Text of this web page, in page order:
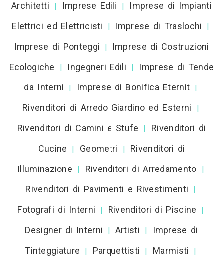
Architetti | Imprese Edili |
Imprese di Impianti
Elettrici ed Elettricisti
| Imprese di Traslochi |
Imprese di Ponteggi |
Imprese di Costruzioni
Ecologiche
| Ingegneri Edili |
Imprese di Tende
da Interni
| Imprese di Bonifica Eternit |
Rivenditori di Arredo Giardino ed Esterni |
Rivenditori di Camini e Stufe |
Rivenditori di
Cucine
| Geometri |
Rivenditori di
Illuminazione
| Rivenditori di Arredamento |
Rivenditori di Pavimenti e Rivestimenti |
Fotografi di Interni | Rivenditori di Piscine |
Designer di Interni | Artisti |
Imprese di
Tinteggiature
| Parquettisti | Marmisti |